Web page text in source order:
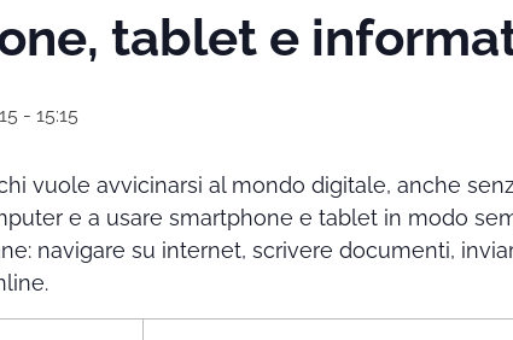
tablet e
- 15:15
vuole avvicinarsi al mondo digitale, anche
e a usare smartphone e tablet in modo
navigare su internet, scrivere documenti,